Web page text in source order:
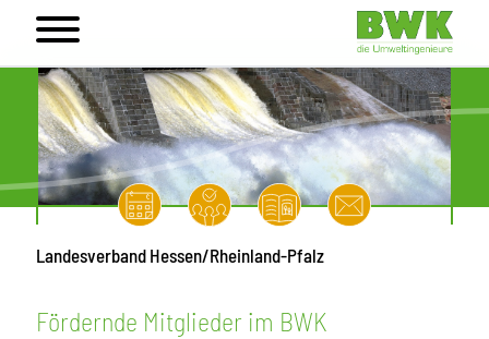
Landesverband Hessen/Rheinland-Pfalz
Fördernde Mitglieder im BWK